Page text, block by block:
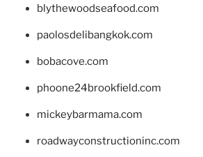
blythewoodseafood.com
paolosdelibangkok.com
bobacove.com
phoone24brookfield.com
mickeybarmama.com
roadwayconstructioninc.com